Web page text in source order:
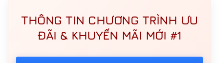
THÔNG TIN CHƯƠNG TRÌNH ƯU
ĐÃI & KHUYẾN MÃI MỚI #1